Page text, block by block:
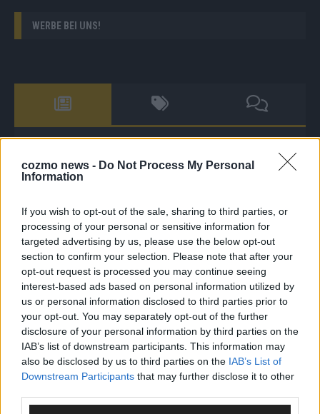
cozmo news - Do Not Process My Personal
Information
If you wish to opt-out of the sale, sharing to third parties, or
processing of your personal or sensitive information for
targeted advertising by us, please use the below opt-out
section to confirm your selection. Please note that after your
opt-out request is processed you may continue seeing
interest-based ads based on personal information utilized by
us or personal information disclosed to third parties prior to
your opt-out. You may separately opt-out of the further
disclosure of your personal information by third parties on the
IAB’s list of downstream participants. This information may
also be disclosed by us to third parties on the IAB’s List of
Downstream Participants that may further disclose it to other
WERBE BEI UNS!
Comedienne gewinnt als Muuhnika
hat sich als Rave-Ioli in die Herzen gesungen
The Masked Singer: Lieblingssong: Muuhnika kehrt mit
Lady Gagas „Abracadabra“ zurück
The Masked Singer: Lieblingssong: Rave-Ioli berührt
erneut mit „You Are Not Alone“
The Masked Singer: Enthüllung: Ein deutscher
Schauspieler glänzte als King
The Masked Singer: Billie Eilish trifft Kuh-Power!
Muuhnika verzaubert mit „Lovely“
Are The World“!